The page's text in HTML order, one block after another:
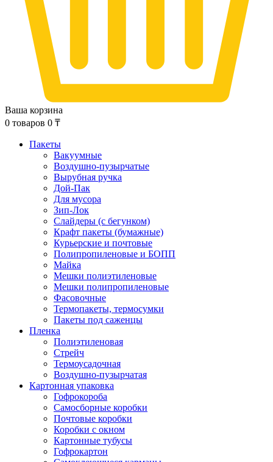
Ваша корзина
0 товаров 0 ₸
Пакеты
Вакуумные
Воздушно-пузырчатые
Вырубная ручка
Дой-Пак
Для мусора
Зип-Лок
Слайдеры (с бегунком)
Крафт пакеты (бумажные)
Курьерские и почтовые
Полипропиленовые и БОПП
Майка
Мешки полиэтиленовые
Мешки полипропиленовые
Фасовочные
Термопакеты, термосумки
Пакеты под саженцы
Пленка
Полиэтиленовая
Стрейч
Термоусадочная
Воздушно-пузырчатая
Картонная упаковка
Гофрокороба
Самосборные коробки
Почтовые коробки
Коробки с окном
Картонные тубусы
Гофрокартон